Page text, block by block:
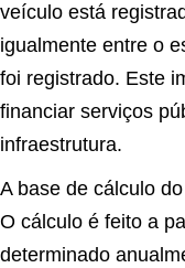
veículo está
igualmente entre o
foi registrado. Este
financiar serviços
infraestrutura.
A base de cálculo do
O cálculo é feito a
determinado